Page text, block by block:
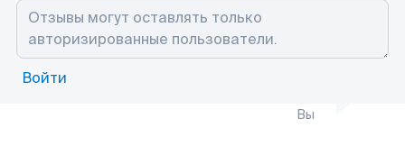
Войти
Вы